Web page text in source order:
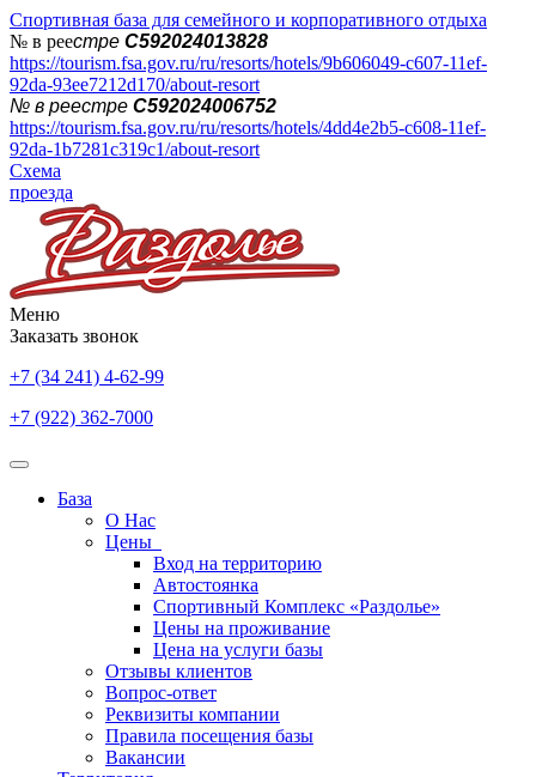
Спортивная база для семейного и корпоративного отдыха
№ в реестре С592024013828
https://tourism.fsa.gov.ru/ru/resorts/hotels/9b606049-c607-11ef-
92da-93ee7212d170/about-resort
№ в реестре С592024006752
https://tourism.fsa.gov.ru/ru/resorts/hotels/4dd4e2b5-c608-11ef-
92da-1b7281c319c1/about-resort
Схема
проезда
Меню
Заказать звонок
+7 (34 241) 4-62-99
+7 (922) 362-7000
База
О Нас
Цены
Вход на территорию
Автостоянка
Спортивный Комплекс «Раздолье»
Цены на проживание
Цена на услуги базы
Отзывы клиентов
Вопрос-ответ
Реквизиты компании
Правила посещения базы
Вакансии